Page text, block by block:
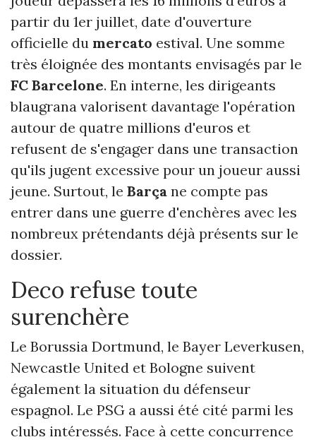
partir du 1er juillet, date d'ouverture
officielle du mercato estival. Une somme
très éloignée des montants envisagés par le
FC Barcelone. En interne, les dirigeants
blaugrana valorisent davantage l'opération
autour de quatre millions d'euros et
refusent de s'engager dans une transaction
qu'ils jugent excessive pour un joueur aussi
jeune. Surtout, le Barça ne compte pas
entrer dans une guerre d'enchères avec les
nombreux prétendants déjà présents sur le
dossier.
Deco refuse toute
surenchère
Le Borussia Dortmund, le Bayer Leverkusen,
Newcastle United et Bologne suivent
également la situation du défenseur
espagnol. Le PSG a aussi été cité parmi les
clubs intéressés. Face à cette concurrence